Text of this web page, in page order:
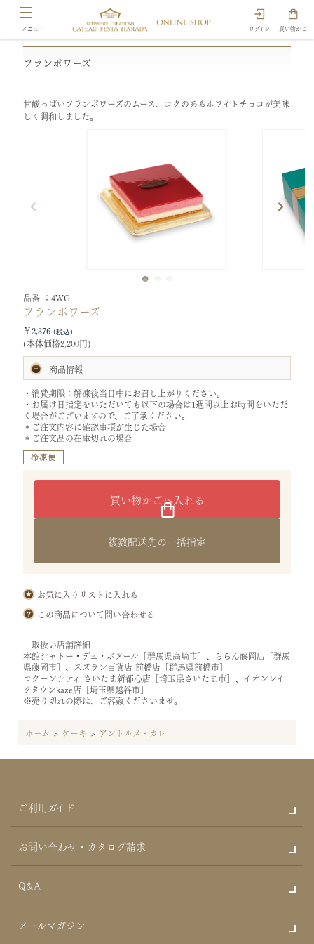
ログイン 買い物かご
フランボワーズ
フランボワーズ
甘酸っぱいフランボワーズのムース、コクのあるホワイトチョコが美味
しく調和しました。
￥2,376
(本体価格2,200円)
品番 4WG
商品情報
内容量:1個
サイズ:[ケーキ]タテ14×ヨコ14×高さ4.5cm
[化粧箱]タテ18.1×ヨコ18.4×高さ7.1cm
(袋：ケーキ用)
重さ:0.55kg
特定原材料等28品目:小麦・乳・卵・大豆・オレンジ・りんご・ゼラ
チン
牛乳、チョコレート、小麦粉、ぶどう糖果糖液糖、バター、ゼラチ
ン、チョコレートコーチング、洋酒／トレハロース、糊料(増粘多糖
類：りんご・オレンジ由来)、乳化剤(大豆由来)、香料
保存方法:冷凍保存(－15℃以下)
召し上がりください。
(解凍時間目安：4～5時間)
・消費期限：解凍後当日中にお召し上がりください。
・お届け日指定をいただいても以下の場合は1週間以上お時間をいただ
く場合がございますので、ご了承ください。
＊ご注文内容に確認事項が生じた場合
＊ご注文品の在庫切れの場合
複数配送先の一括指定
お気に入りリストに入れる
この商品について問い合わせる
―取扱い店舗詳細―
本館シャトー・デュ・ボヌール［群馬県高崎市］、ららん藤岡店［群馬
県藤岡市］、スズラン百貨店 前橋店［群馬県前橋市］
コクーンシティ さいたま新都心店［埼玉県さいたま市］、イオンレイ
クタウンkaze店［埼玉県越谷市］
※売り切れの際は、ご容赦くださいませ。
ホーム > ケーキ > アントルメ・カレ
ご利用ガイド
お問い合わせ・カタログ請求
Q&A
メールマガジン